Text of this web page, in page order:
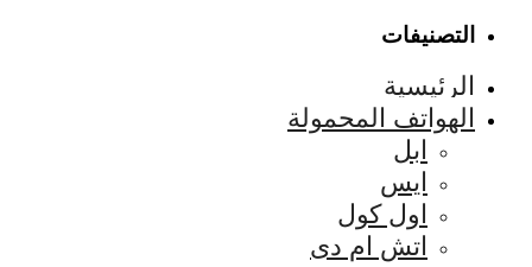
التصنيفات
الرئيسية
الهواتف المحمولة
ابل
ايس
اول كول
اتش ام دى